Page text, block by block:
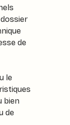
de
le
bien
de